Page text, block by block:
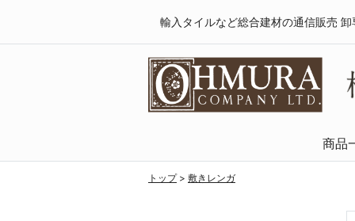
輸入タイルなど総合建材の通信販売 卸
商品
トップ> 敷きレンガ